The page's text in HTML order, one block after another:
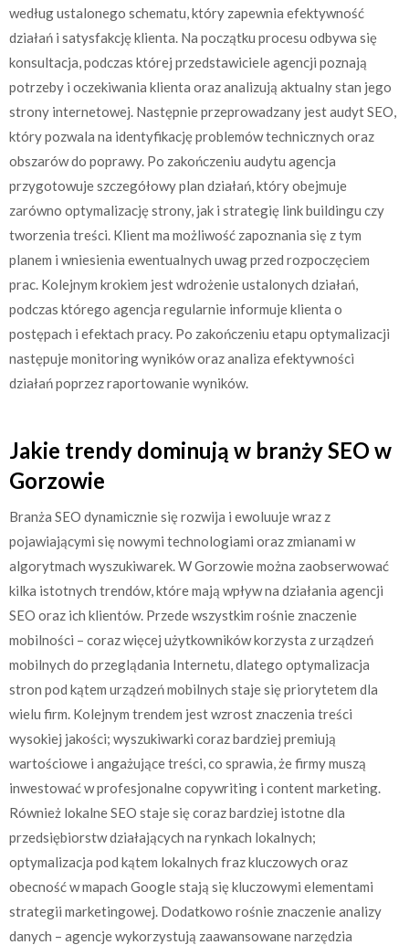
według ustalonego schematu, który zapewnia efektywność
działań i satysfakcję klienta. Na początku procesu odbywa się
konsultacja, podczas której przedstawiciele agencji poznają
potrzeby i oczekiwania klienta oraz analizują aktualny stan jego
strony internetowej. Następnie przeprowadzany jest audyt SEO,
który pozwala na identyfikację problemów technicznych oraz
obszarów do poprawy. Po zakończeniu audytu agencja
przygotowuje szczegółowy plan działań, który obejmuje
zarówno optymalizację strony, jak i strategię link buildingu czy
tworzenia treści. Klient ma możliwość zapoznania się z tym
planem i wniesienia ewentualnych uwag przed rozpoczęciem
prac. Kolejnym krokiem jest wdrożenie ustalonych działań,
podczas którego agencja regularnie informuje klienta o
postępach i efektach pracy. Po zakończeniu etapu optymalizacji
następuje monitoring wyników oraz analiza efektywności
działań poprzez raportowanie wyników.
Jakie trendy dominują w branży SEO w
Gorzowie
Branża SEO dynamicznie się rozwija i ewoluuje wraz z
pojawiającymi się nowymi technologiami oraz zmianami w
algorytmach wyszukiwarek. W Gorzowie można zaobserwować
kilka istotnych trendów, które mają wpływ na działania agencji
SEO oraz ich klientów. Przede wszystkim rośnie znaczenie
mobilności – coraz więcej użytkowników korzysta z urządzeń
mobilnych do przeglądania Internetu, dlatego optymalizacja
stron pod kątem urządzeń mobilnych staje się priorytetem dla
wielu firm. Kolejnym trendem jest wzrost znaczenia treści
wysokiej jakości; wyszukiwarki coraz bardziej premiują
wartościowe i angażujące treści, co sprawia, że firmy muszą
inwestować w profesjonalne copywriting i content marketing.
Również lokalne SEO staje się coraz bardziej istotne dla
przedsiębiorstw działających na rynkach lokalnych;
optymalizacja pod kątem lokalnych fraz kluczowych oraz
obecność w mapach Google stają się kluczowymi elementami
strategii marketingowej. Dodatkowo rośnie znaczenie analizy
danych – agencje wykorzystują zaawansowane narzędzia